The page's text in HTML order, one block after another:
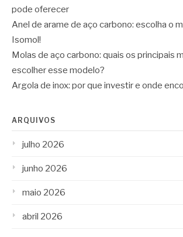
pode oferecer
Anel de arame de aço carbono: escolha o
Isomol!
Molas de aço carbono: quais os principais
escolher esse modelo?
Argola de inox: por que investir e onde
ARQUIVOS
julho 2026
junho 2026
maio 2026
abril 2026